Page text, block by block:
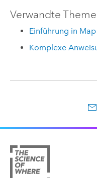
Verwandte
Einführung in
Komplexe